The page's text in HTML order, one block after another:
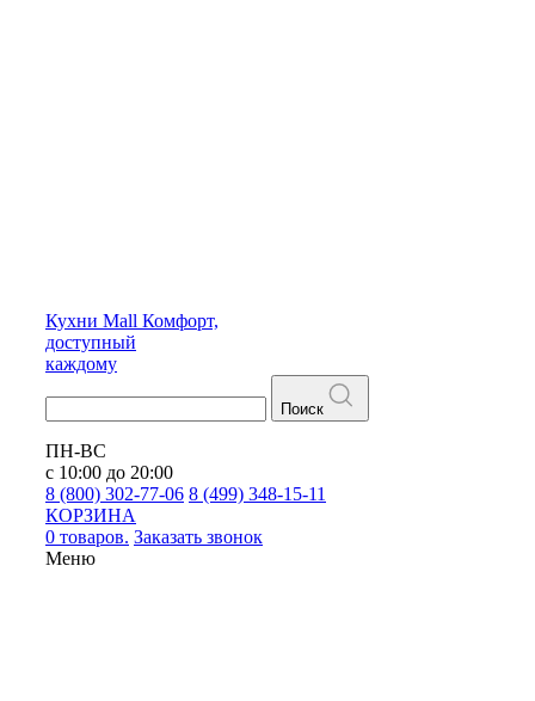
Кухни Mall Комфорт,
доступный
каждому
Поиск
ПН-ВС
с 10:00 до 20:00
8 (800) 302-77-06 8 (499) 348-15-11
КОРЗИНА
0 товаров. Заказать звонок
Меню